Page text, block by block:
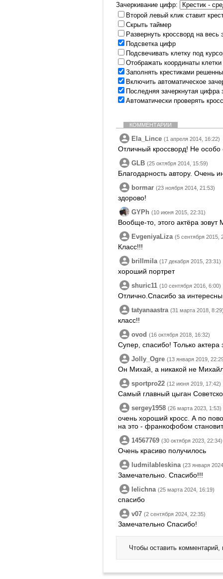
Зачеркивание цифр:
Второй левый клик ставит
Скрыть таймер
Развернуть кроссворд на
Подсветка цифр
Подсвечивать клетку под
Отображать координаты
Заполнять крестиками
Включить автоматическое
Последняя зачеркнутая цифра
Автоматически проверять
КОММЕНТАРИИ
Ela_Lince (1 апреля 2014, 16:22)
Отличный кроссворд! Не
GLB (25 октября 2014, 15:59)
Благодарность автору. Очень
bormar (23 ноября 2014, 21:53)
здорово!
GYPh (10 июня 2015, 22:31)
Вообще-то, этого актёра
EvgeniyaLiza (5 сентября 2015,
Класс!!!
brillmila (17 декабря 2015, 23:31)
хороший портрет
shuric11 (10 сентября 2016, 6:00)
Отлично.Спасибо за
tatyanaastra (31 марта 2018,
класс!!
ovod (16 октября 2018, 16:32)
Супер, спасибо! Только
Jolly_Ogre (13 января 2019,
Он Михай, а никакой не
sportpro22 (12 июня 2019, 17:42)
Самый главный цыган
sergey1958 (26 марта 2023, 1:53)
очень хороший кросс. А по
на это - франкофобом
14567769 (30 октября 2023, 22:34)
Очень красиво получилось
ludmilableskina (23 января
Замечательно. Спасибо!!!
lelichna (25 марта 2024, 16:19)
спасибо
v07 (2 сентября 2024, 22:35)
Замечательно Спасибо!
Чтобы оставить